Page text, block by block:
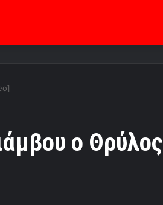
ο Θρύλος